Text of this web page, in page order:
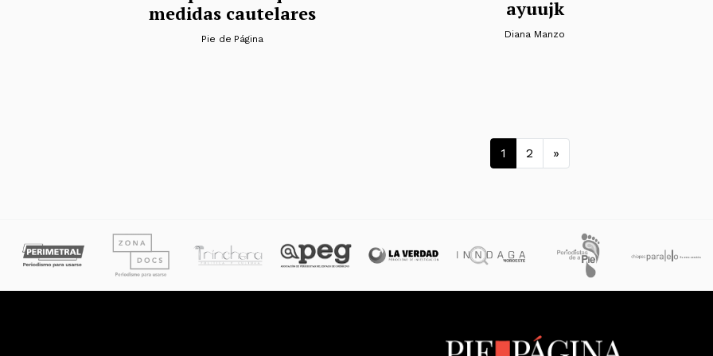
medidas cautelares
Pie de Página
ayuujk
Diana Manzo
Navegación de
1 2 »